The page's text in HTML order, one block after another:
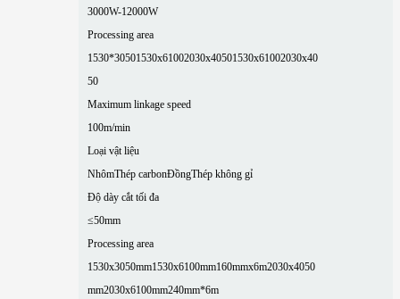
3000W-12000W
Processing area
1530*30501530x61002030x40501530x61002030x40
50
Maximum linkage speed
100m/min
Loại vật liệu
NhômThép carbonĐồngThép không gỉ
Độ dày cắt tối đa
≤50mm
Processing area
1530x3050mm1530x6100mm160mmx6m2030x4050
mm2030x6100mm240mm*6m